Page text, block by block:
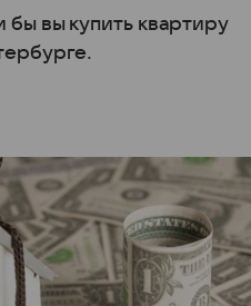
бы вы купить квартиру